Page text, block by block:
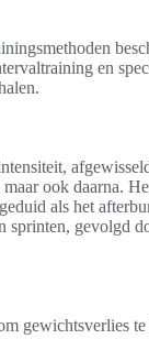
en
ook daarna.
als het
sprinten, gevolgd
gewichtsverlies